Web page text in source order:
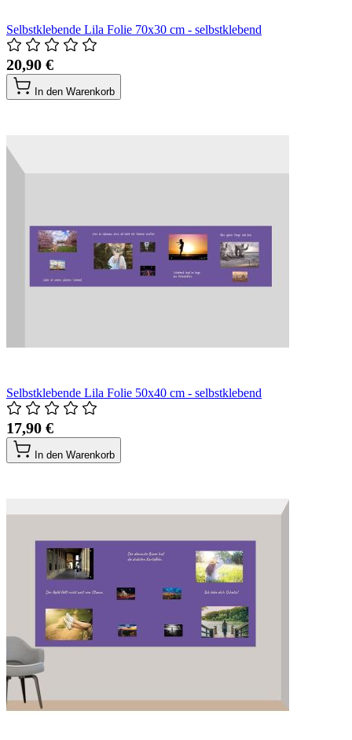
Selbstklebende Lila Folie 70x30 cm - selbstklebend
20,90 €
In den Warenkorb
Selbstklebende Lila Folie 50x40 cm - selbstklebend
17,90 €
In den Warenkorb